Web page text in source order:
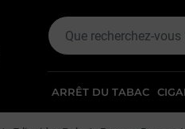
ARRÊT DU TABAC